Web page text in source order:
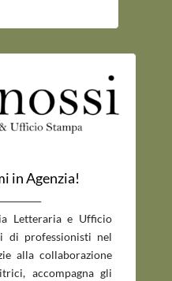
in Agenzia!
Letteraria e Ufficio
di professionisti nel
alla collaborazione
accompagna gli